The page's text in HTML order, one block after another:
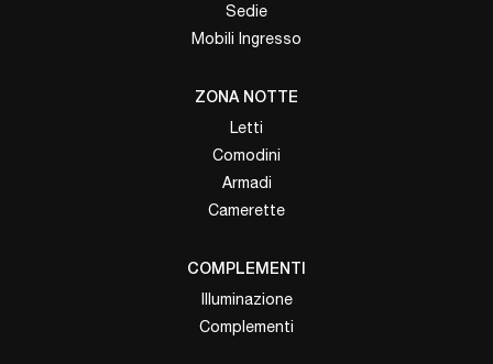
Sedie
Mobili Ingresso
ZONA NOTTE
Letti
Comodini
Armadi
Camerette
COMPLEMENTI
Illuminazione
Complementi